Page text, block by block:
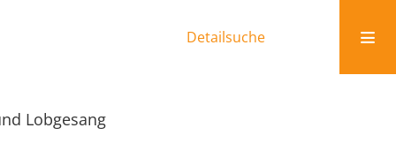
Detailsuche
Lobgesang